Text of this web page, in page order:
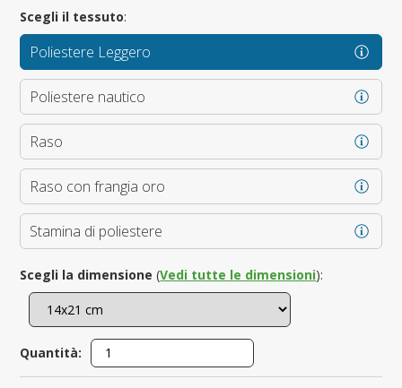
Scegli il tessuto:
Poliestere Leggero
Poliestere nautico
Raso
Raso con frangia oro
Stamina di poliestere
Scegli la dimensione (Vedi tutte le dimensioni):
Quantità: